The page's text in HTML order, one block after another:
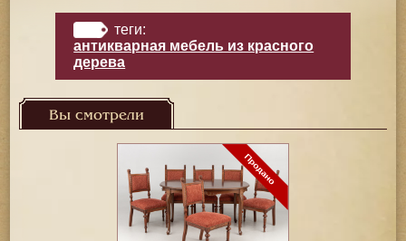
теги:
антикварная мебель из красного
дерева
Вы смотрели